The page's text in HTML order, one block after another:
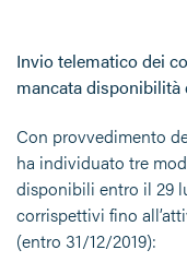
Invio telematico dei
mancata
Con provvedimento
ha individuato tre
disponibili entro il 29
corrispettivi fino
(entro 31/12/2019):